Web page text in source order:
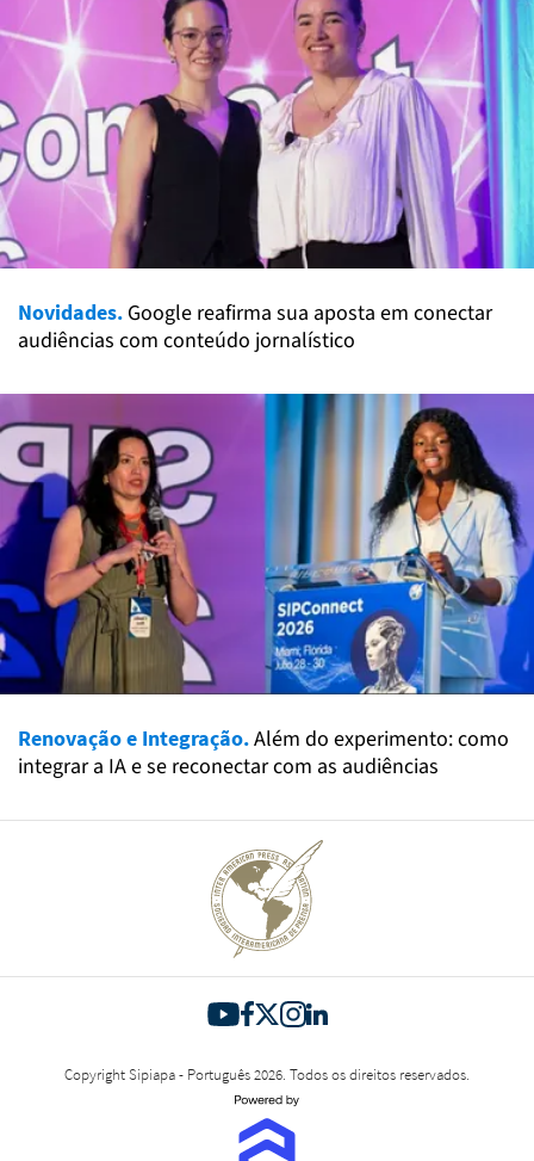
Novidades. Google reafirma sua aposta em conectar
audiências com conteúdo jornalístico
Renovação e Integração.Além do experimento: como
integrar a IA e se reconectar com as audiências
Copyright Sipiapa - Português 2026. Todos os direitos reservados.